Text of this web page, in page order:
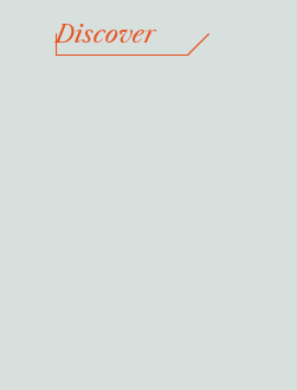
Discover